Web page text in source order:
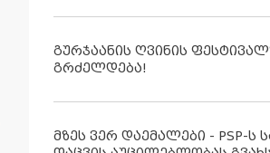
გურჯაანის ღვინის
გრძელდება!
მზეს ვერ დაემალები - PSP-ს